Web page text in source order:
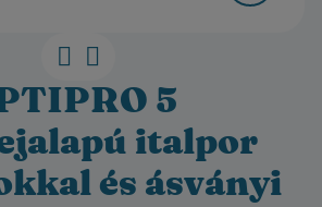
5
italpor
és ásványi